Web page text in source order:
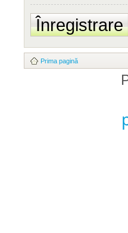
Înregistrare
Prima pagină